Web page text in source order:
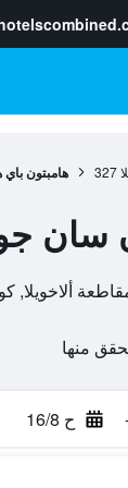
327 هامبتون
سان
ح 16/8